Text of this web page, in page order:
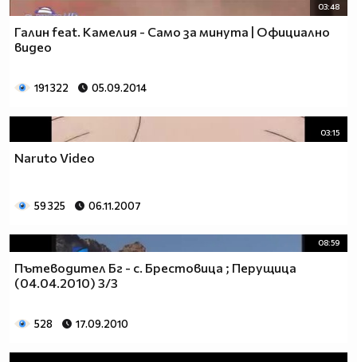
03:48
Галин feat. Камелия - Само за минута | Официално
видео
191 322 05.09.2014
03:15
Naruto Video
59 325 06.11.2007
08:59
Пътеводител Бг - с. Брестовица ; Перущица
(04.04.2010) 3/3
528 17.09.2010